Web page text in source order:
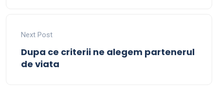
Next Post
Dupa ce criterii ne alegem partenerul
de viata